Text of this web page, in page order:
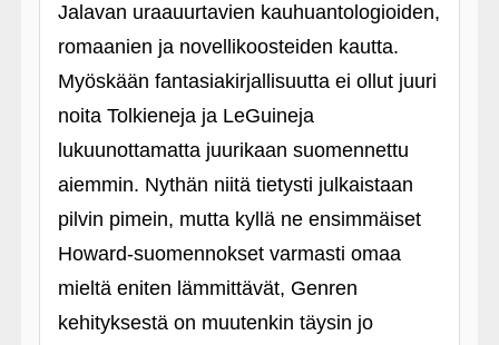
Jalavan uraauurtavien kauhuantologioiden,
romaanien ja novellikoosteiden kautta.
Myöskään fantasiakirjallisuutta ei ollut juuri
noita Tolkieneja ja LeGuineja
lukuunottamatta juurikaan suomennettu
aiemmin. Nythän niitä tietysti julkaistaan
pilvin pimein, mutta kyllä ne ensimmäiset
Howard-suomennokset varmasti omaa
mieltä eniten lämmittävät, Genren
kehityksestä on muutenkin täysin jo